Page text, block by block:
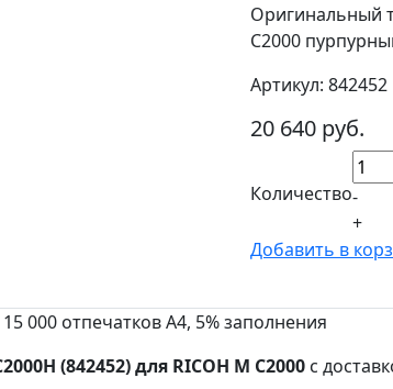
Оригинальный
C2000
Артикул: 842452
20 640 руб.
Количество-
+
Добавить в
000 отпечатков А4, 5% заполнения
(842452) для RICOH M C2000 с